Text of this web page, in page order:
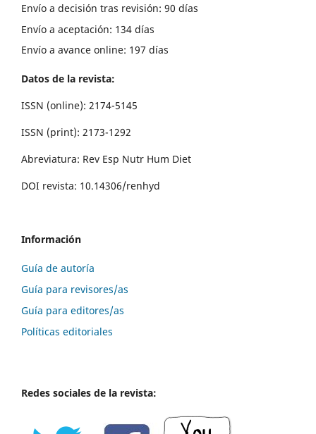
Envío a decisión tras revisión: 90 días
Envío a aceptación: 134 días
Envío a avance online: 197 días
Datos de la revista:
ISSN (online): 2174-5145
ISSN (print): 2173-1292
Abreviatura: Rev Esp Nutr Hum Diet
DOI revista: 10.14306/renhyd
Información
Guía de autoría
Guía para revisores/as
Guía para editores/as
Políticas editoriales
Redes sociales de la revista: